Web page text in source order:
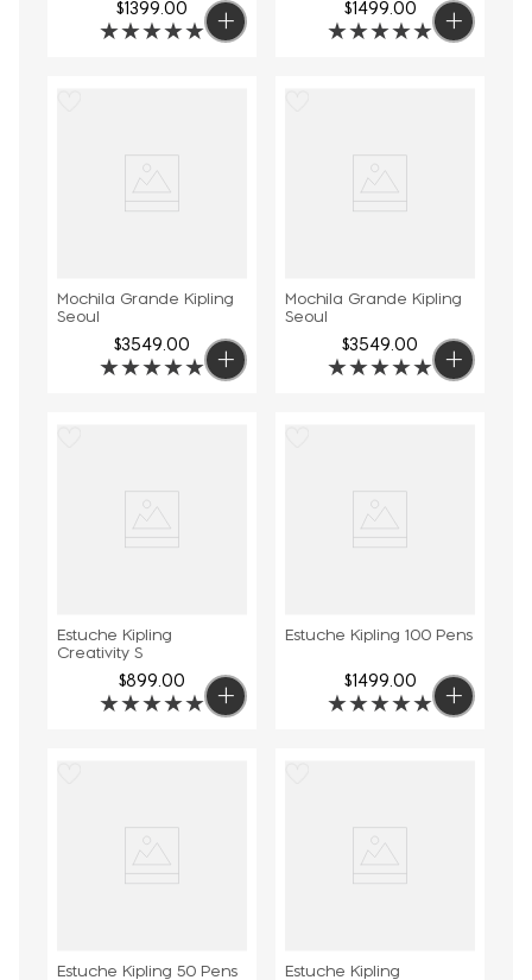
$1399.00
★★★★★
$1499.00
★★★★★
Mochila Grande Kipling
Seoul
$3549.00
★★★★★
Mochila Grande Kipling
Seoul
$3549.00
★★★★★
Estuche Kipling
Creativity S
$899.00
★★★★★
Estuche Kipling 100 Pens
$1499.00
★★★★★
Estuche Kipling 50 Pens
Estuche Kipling